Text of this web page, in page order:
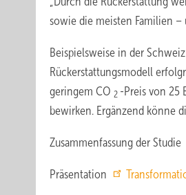
sowie die meisten Familien –
Beispielsweise in der
Rückerstattungsmodell
geringem CO 2 -Preis von 25
bewirken. Ergänzend könne
Zusammenfassung der Studie
Präsentation